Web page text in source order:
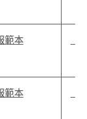
範本
範本